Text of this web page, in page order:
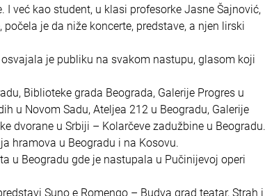
već kao student, u klasi profesorke Jasne Šajnović,
je da niže koncerte, predstave, a njen lirski
je publiku na svakom nastupu, glasom koji
Biblioteke grada Beograda, Galerije Progres u
u Novom Sadu, Ateljea 212 u Beogradu, Galerije
dvorane u Srbiji – Kolarčeve zadužbine u Beogradu.
hramova u Beogradu i na Kosovu.
u Beogradu gde je nastupala u Pučinijevoj operi
Suno e Romengo – Budva grad teatar, Strah i